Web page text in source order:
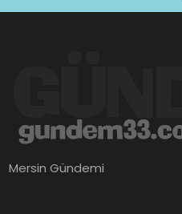
Mersin Gündemi